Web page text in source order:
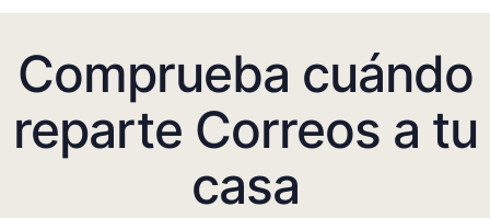
Comprueba cuándo
reparte Correos a tu
casa